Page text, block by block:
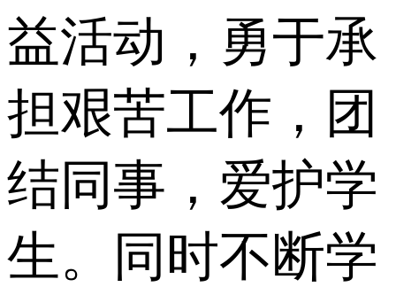
益活动，勇于承
担艰苦工作，团
结同事，爱护学
生。同时不断学